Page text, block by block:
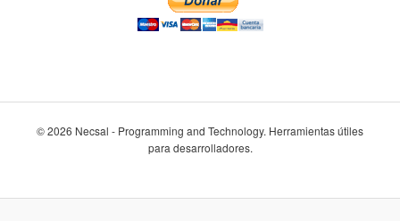
© 2026 Necsal - Programming and Technology. Herramientas útiles
para desarrolladores.